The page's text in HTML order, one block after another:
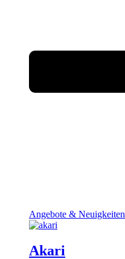
Angebote & Neuigkeiten
Akari